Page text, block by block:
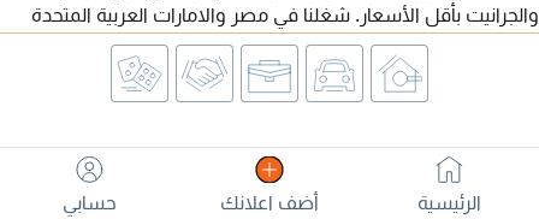
والجرانيت بأقل الأسعار. شغلنا في مصر والامارات العربية المتحدة
ومتاح تصدير لجميع الدول العربية. للتواصل
الرئيسية أضف اعلانك حسابي